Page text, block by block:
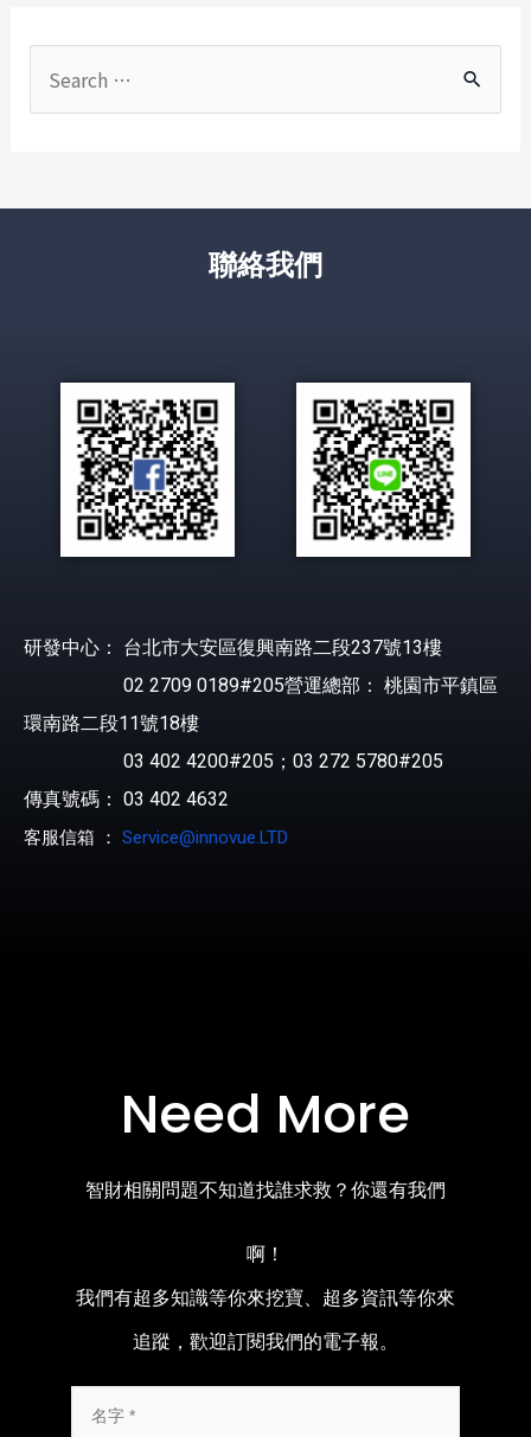
聯絡我們
研發中心： 台北市大安區復興南路二段237號13樓
02 2709 0189#205營運總部： 桃園市平鎮區
環南路二段11號18樓
03 402 4200#205；03 272 5780#205
傳真號碼： 03 402 4632
客服信箱 ： Service@innovue.LTD
Need More
智財相關問題不知道找誰求救？你還有我們
啊！
我們有超多知識等你來挖寶、超多資訊等你來
追蹤，歡迎訂閱我們的電子報。